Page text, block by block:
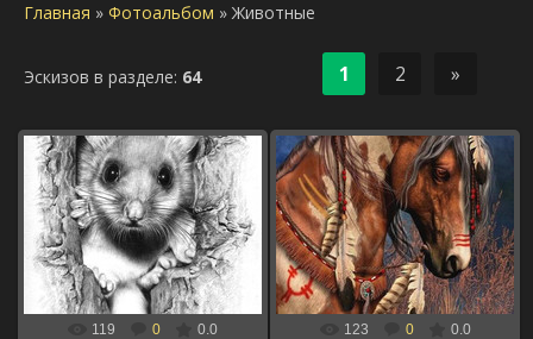
Главная » Фотоальбом » Животные
Эскизов в разделе: 64 1 2 »
06.09.2024
мышь для выжигания по дереву
xBOINGx
119 0 0.0
06.09.2024
лошадь для выжигания по дереву
xBOINGx
123 0 0.0